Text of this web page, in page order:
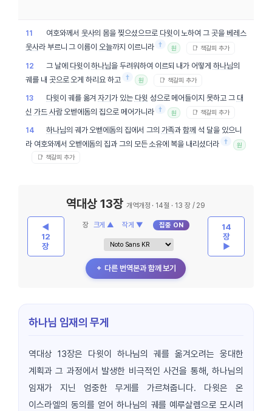
11 여호와께서 웃사의 몸을 찢으셨으므로 다윗 이 노하여 그 곳을 베레스
웃사라 부르니 그 이름이오늘까지 이르니라 † 원 📑 책갈피 추가
12 그 날에 다윗 이하나님을 두려워하여 이르되 내가 어떻게 하나님의
궤를 내 곳으로 오게 하리요 하고 † 원 📑 책갈피 추가
13 다윗 이 궤를 옮겨자기가 있는 다윗 성으로 메어들이지 못하고 그 대
신 가드 사람오벧에돔의 집으로 메어가니라 † 원 📑 책갈피 추가
14 하나님의 궤가 오벧에돔의 집에서 그의 가족과함께 석 달을 있으니
라 여호와께서 오벧에돔의 집과 그의 모든소유에 복을 내리셨더라 † 원
📑 책갈피 추가
◀
12
장
역대상 13장 개역개정 · 14절 · 13 장 / 29
장 크게 ▲ 작게 ▼ 집중 ON
＋ 다른 번역본과 함께 보기
14
장
▶
하나님 임재의 무게
역대상 13장은 다윗이 하나님의 궤를 옮겨오려는 웅대한
계획과 그 과정에서 발생한 비극적인 사건을 통해, 하나님의
임재가 지닌 엄중한 무게를 가르쳐줍니다. 다윗은 온
이스라엘의 동의를 얻어 하나님의 궤를 예루살렘으로 모시려